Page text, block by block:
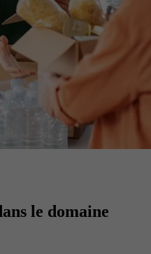
le domaine